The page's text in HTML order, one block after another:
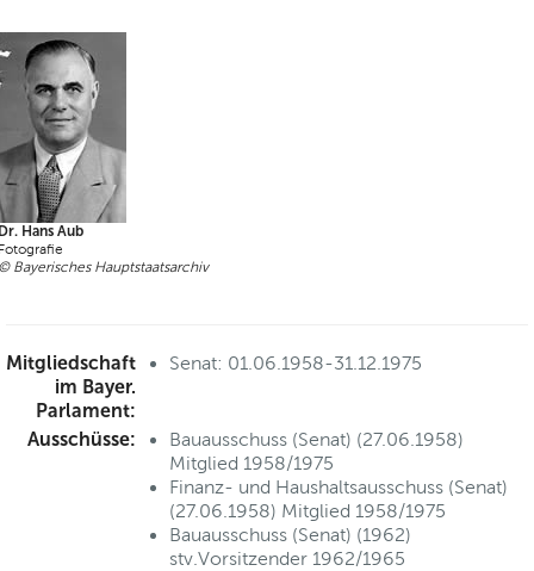
Hans Aub
Bayerisches Hauptstaatsarchiv
Mitgliedschaft
im Bayer.
Parlament:
Senat: 01.06.1958-31.12.1975
Ausschüsse:
Bauausschuss (Senat) (27.06.1958)
Mitglied 1958/1975
Finanz- und Haushaltsausschuss (Senat)
(27.06.1958) Mitglied 1958/1975
Bauausschuss (Senat) (1962)
stv.Vorsitzender 1962/1965